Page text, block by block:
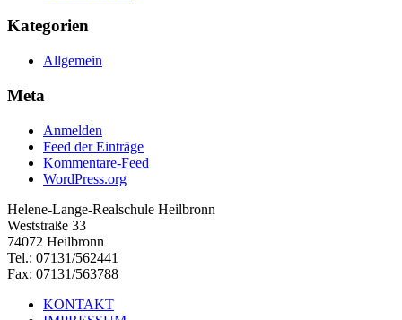
Kategorien
Allgemein
Meta
Anmelden
Feed der Einträge
Kommentare-Feed
WordPress.org
Helene-Lange-Realschule Heilbronn
Weststraße 33
74072 Heilbronn
Tel.: 07131/562441
Fax: 07131/563788
KONTAKT